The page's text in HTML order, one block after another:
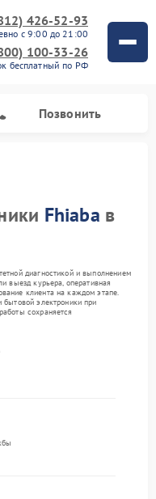
426-52-93
с 9:00 до 21:00
100-33-26
бесплатный по РФ
Позвонить
Fhiaba в
диагностикой и выполнением
выезд курьера, оперативная
клиента на каждом этапе.
электроники при
сохраняется